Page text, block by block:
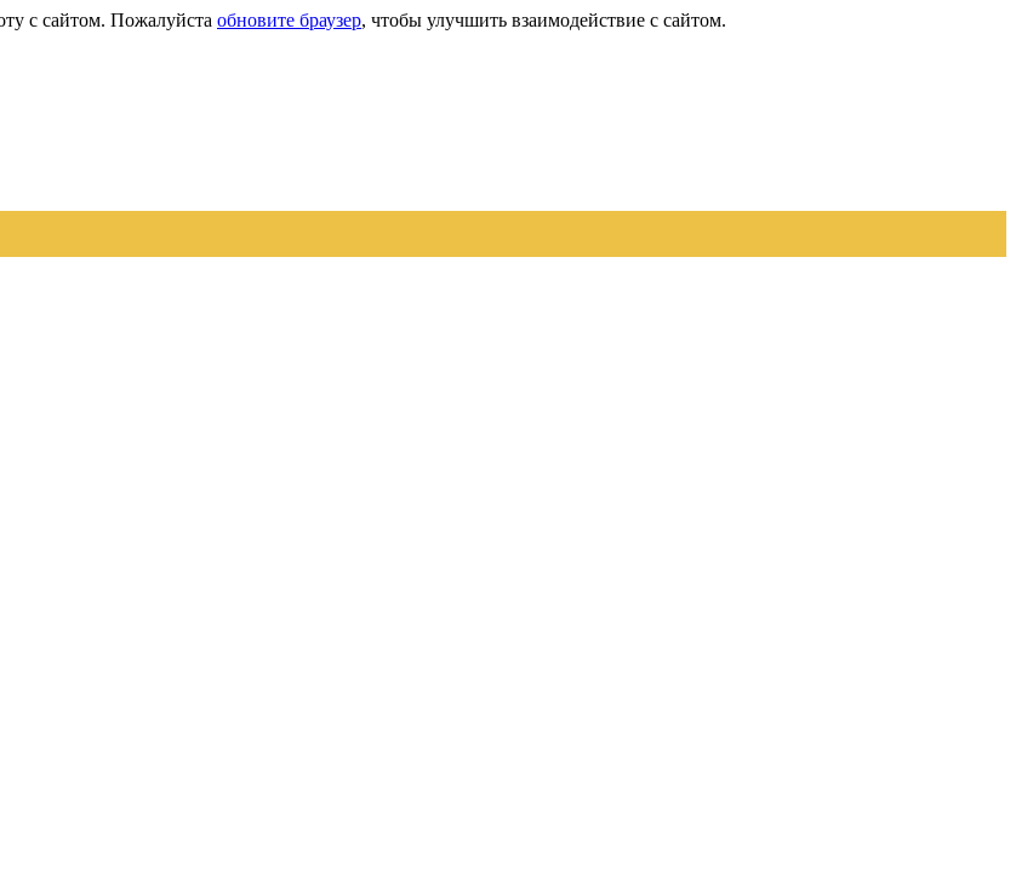
с сайтом. Пожалуйста обновите браузер, чтобы улучшить взаимодействие с сайтом.